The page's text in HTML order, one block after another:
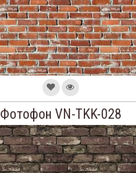
Фотофон VN-TKK-028